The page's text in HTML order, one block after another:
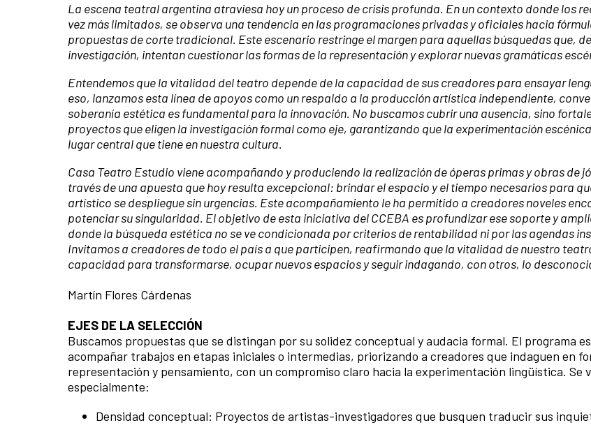
La escena teatral argentina atraviesa hoy un proceso de crisis profunda. En un contexto donde los
vez más limitados, se observa una tendencia en las programaciones privadas y oficiales hacia
propuestas de corte tradicional. Este escenario restringe el margen para aquellas búsquedas que,
investigación, intentan cuestionar las formas de la representación y explorar nuevas gramáticas
Entendemos que la vitalidad del teatro depende de la capacidad de sus creadores para ensayar
eso, lanzamos esta línea de apoyos como un respaldo a la producción artística independiente,
soberanía estética es fundamental para la innovación. No buscamos cubrir una ausencia, sino
proyectos que eligen la investigación formal como eje, garantizando que la experimentación
lugar central que tiene en nuestra cultura.
Casa Teatro Estudio viene acompañando y produciendo la realización de óperas primas y obras de
través de una apuesta que hoy resulta excepcional: brindar el espacio y el tiempo necesarios para
artístico se despliegue sin urgencias. Este acompañamiento le ha permitido a creadores noveles
potenciar su singularidad. El objetivo de esta iniciativa del CCEBA es profundizar ese soporte y
donde la búsqueda estética no se ve condicionada por criterios de rentabilidad ni por las agendas
Invitamos a creadores de todo el país a que participen, reafirmando que la vitalidad de nuestro
capacidad para transformarse, ocupar nuevos espacios y seguir indagando, con otros, lo
Martín Flores Cárdenas
EJES DE LA SELECCIÓN
Buscamos propuestas que se distingan por su solidez conceptual y audacia formal. El programa
acompañar trabajos en etapas iniciales o intermedias, priorizando a creadores que indaguen en
representación y pensamiento, con un compromiso claro hacia la experimentación lingüística. Se
especialmente:
Densidad conceptual: Proyectos de artistas-investigadores que busquen traducir sus